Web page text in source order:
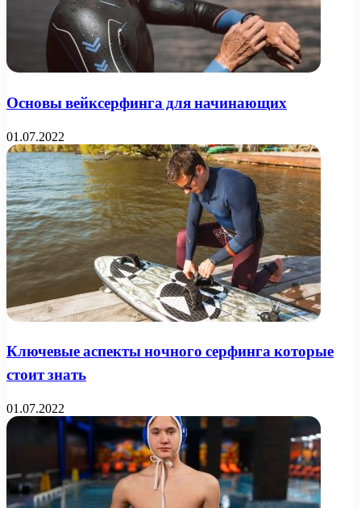
Основы вейксерфинга для начинающих
01.07.2022
Ключевые аспекты ночного серфинга которые
стоит знать
01.07.2022